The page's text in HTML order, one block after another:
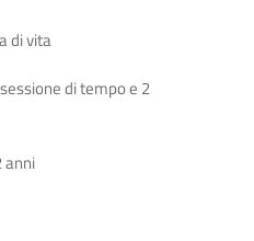
di vita
di tempo e 2
anni